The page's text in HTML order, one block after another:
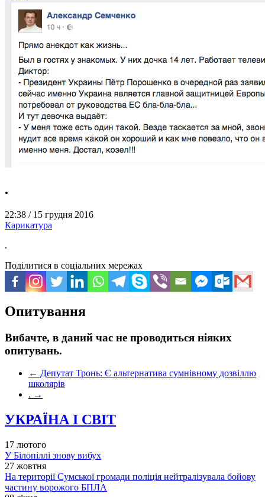
.
22:38 / 15 грудня 2016
Карикатура
.
Поділитися в соціальних мережах
Опитування
Вибачте, в даний час не проводиться ніяких
опитувань.
← Депутат Тронь: Є альтернатива сумнівному дозвіллю
школярів
. →
УКРАЇНА І СВІТ
17 лютого
У Білопіллі знову вибух
27 жовтня
На території Сумської громади поліція нейтралізувала бойову
частину ворожого БПЛА